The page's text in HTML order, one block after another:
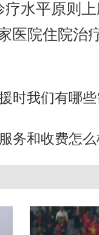
水平原则
医院住院治
时我们有哪
务和收费怎